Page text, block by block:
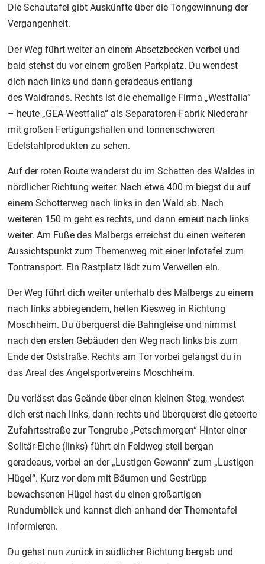
Die Schautafel gibt Auskünfte über die Tongewinnung der
Vergangenheit.
Der Weg führt weiter an einem Absetzbecken vorbei und
bald stehst du vor einem großen Parkplatz. Du wendest
dich nach links und dann geradeaus entlang
des Waldrands. Rechts ist die ehemalige Firma „Westfalia“
– heute „GEA-Westfalia“ als Separatoren-Fabrik Niederahr
mit großen Fertigungshallen und tonnenschweren
Edelstahlprodukten zu sehen.
Auf der roten Route wanderst du im Schatten des Waldes in
nördlicher Richtung weiter. Nach etwa 400 m biegst du auf
einem Schotterweg nach links in den Wald ab. Nach
weiteren 150 m geht es rechts, und dann erneut nach links
weiter. Am Fuße des Malbergs erreichst du einen weiteren
Aussichtspunkt zum Themenweg mit einer Infotafel zum
Tontransport. Ein Rastplatz lädt zum Verweilen ein.
Der Weg führt dich weiter unterhalb des Malbergs zu einem
nach links abbiegendem, hellen Kiesweg in Richtung
Moschheim. Du überquerst die Bahngleise und nimmst
nach den ersten Gebäuden den Weg nach links bis zum
Ende der Oststraße. Rechts am Tor vorbei gelangst du in
das Areal des Angelsportvereins Moschheim.
Du verlässt das Geände über einen kleinen Steg, wendest
dich erst nach links, dann rechts und überquerst die geteerte
Zufahrtsstraße zur Tongrube „Petschmorgen“ Hinter einer
Solitär-Eiche (links) führt ein Feldweg steil bergan
geradeaus, vorbei an der „Lustigen Gewann“ zum „Lustigen
Hügel“. Kurz vor dem mit Bäumen und Gestrüpp
bewachsenen Hügel hast du einen großartigen
Rundumblick und kannst dich anhand der Thementafel
informieren.
Du gehst nun zurück in südlicher Richtung bergab und